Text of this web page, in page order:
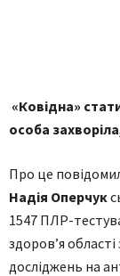
«Ковідна»
особа
Про це
Надія Оперчук
1547 ПЛР-
здоров’я
досліджень на